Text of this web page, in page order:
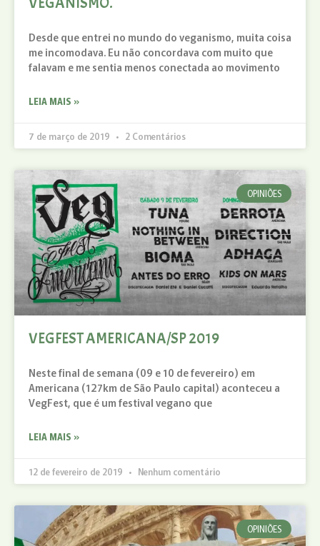
Desde que entrei no mundo do veganismo, muita coisa
me incomodava. Eu não concordava com muito que
falavam e me sentia menos conectada ao movimento
LEIA MAIS »
7 de março de 2019 2 Comentários
OPINIÕES
VEGFEST AMERICANA/SP 2019
Neste final de semana (09 e 10 de fevereiro) em
Americana (127km de São Paulo capital) aconteceu a
VegFest, que é um festival vegano que
LEIA MAIS »
12 de fevereiro de 2019 Nenhum comentário
OPINIÕES